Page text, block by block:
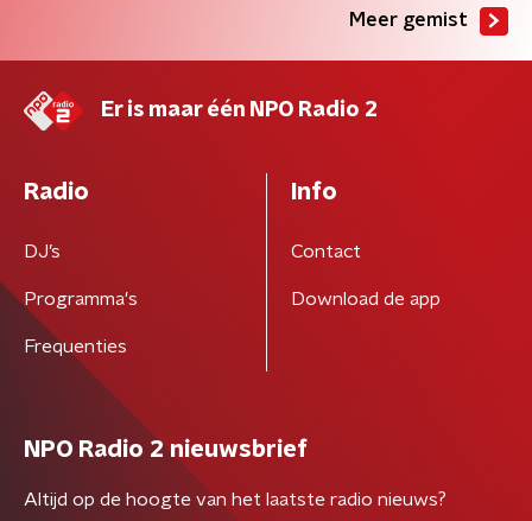
Meer gemist
Er is maar één NPO Radio 2
Radio
DJ’s
Programma's
Frequenties
Info
Contact
Download de app
NPO Radio 2 nieuwsbrief
Altijd op de hoogte van het laatste radio nieuws?